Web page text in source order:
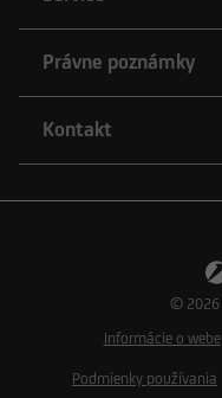
Právne poznámky
Kontakt
© 2026
Informácie o webe
Podmienky používania